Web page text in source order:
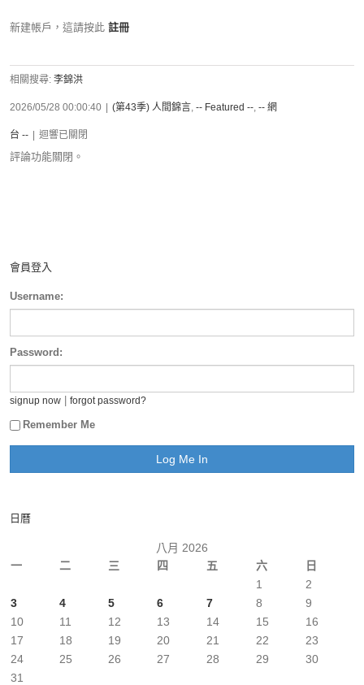
新建帳戶，這請按此 註冊
相關搜尋: 李錦洪
2026/05/28 00:00:40 (第43季) 人間錦言, -- Featured --, -- 網
台 -- 迴響已關閉
評論功能關閉。
會員登入
Username:
Password:
signup now forgot password?
Remember Me
日曆
八月 2026
一
二 三 四 五 六 日
1
2
3
4 5 6 7 8
9
10
11 12 13 14 15
16
17
18 19 20 21 22
23
24
25 26 27 28 29
30
31